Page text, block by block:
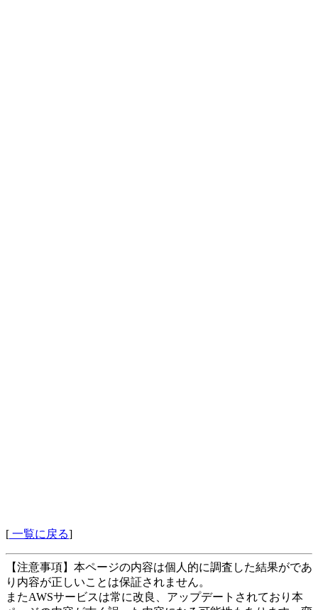
[ 一覧に戻る]
【注意事項】本ページの内容は個人的に調査した結果がであ
り内容が正しいことは保証されません。
またAWSサービスは常に改良、アップデートされており本